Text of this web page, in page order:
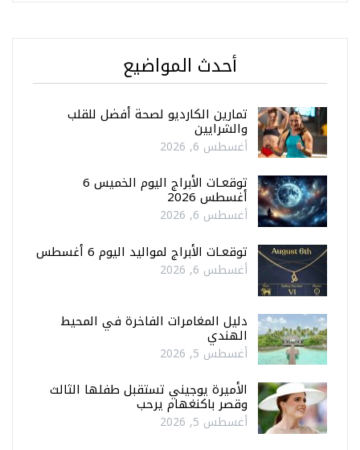
أحدث المواضيع
تمارين الكارديو لصحة أفضل للقلب
والشرايين
أغسطس 6, 2026
توقعـات الأبراج اليوم الخميس 6
أغسطس 2026
أغسطس 6, 2026
توقعـات الأبراج لمواليد اليوم 6 أغسطس
أغسطس 6, 2026
دليل المغامرات الفاخرة في المحيط
الهندي
أغسطس 5, 2026
الأميرة يوجيني تستقبل طفلها الثالث
وقصر باكنغهام يرحب
أغسطس 5, 2026